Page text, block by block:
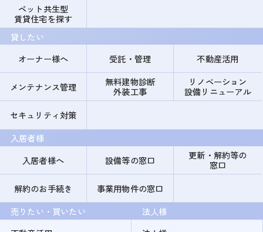
ペット共生型
賃貸住宅を探す
貸したい
オーナー様へ
受託・管理 不動産活用
メンテナンス管理
無料建物診断
外装工事
リノベーション
設備リニューアル
セキュリティ対策
入居者様
入居者様へ
設備等の窓口
更新・解約等の
窓口
解約のお手続き
事業用物件の窓口
売りたい・買いたい
法人様